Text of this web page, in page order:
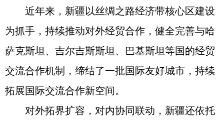
近年来，新疆以丝绸之路经济带核心区建设
为抓手，持续推动对外经贸合作，健全完善与哈
萨克斯坦、吉尔吉斯斯坦、巴基斯坦等国的经贸
交流合作机制，缔结了一批国际友好城市，持续
拓展国际交流合作新空间。
对外拓界扩容，对内协同联动，新疆还依托